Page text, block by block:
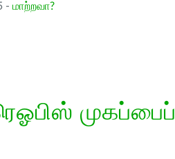
- மாற்றவா?
முகப்பைப்